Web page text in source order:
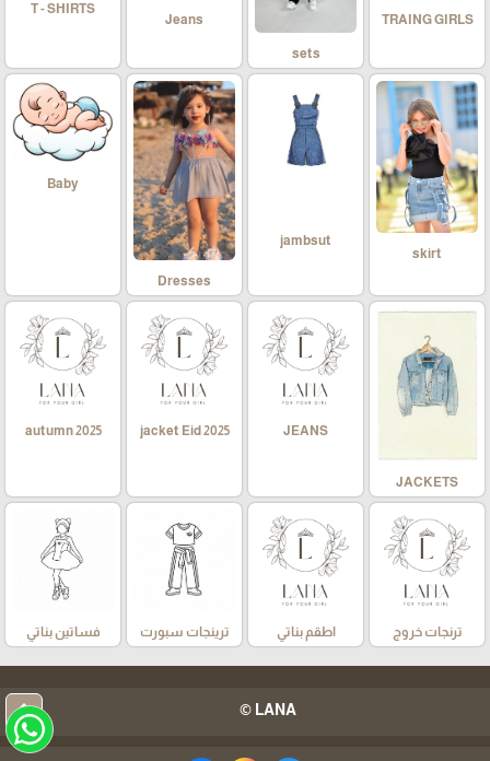
TRAING GIRLS
sets
Jeans
T - SHIRTS
skirt
jambsut
Dresses
Baby
JACKETS
JEANS
jacket Eid 2025
autumn 2025
ترنجات خروج اطقم بناتي ترينجات سبورت فساتين بناتي
LANA ©
arrow_upward